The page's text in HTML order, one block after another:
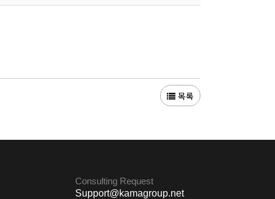
목록
Consulting Request
Support@kamagroup.net